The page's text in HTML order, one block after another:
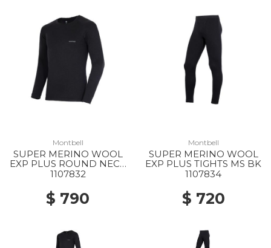
Montbell
SUPER MERINO WOOL
EXP PLUS ROUND NECK
SHIRT MS BK
1107832
$ 790
Montbell
SUPER MERINO WOOL
EXP PLUS TIGHTS MS BK
1107834
$ 720